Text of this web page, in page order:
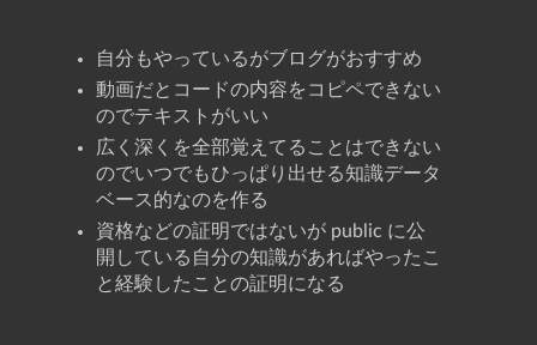
自分もやっているがブログがおすすめ
動画だとコードの内容をコピペできない
のでテキストがいい
広く深くを全部覚えてることはできない
のでいつでもひっぱり出せる知識データ
ベース的なのを作る
資格などの証明ではないが public に公
開している自分の知識があればやったこ
と経験したことの証明になる